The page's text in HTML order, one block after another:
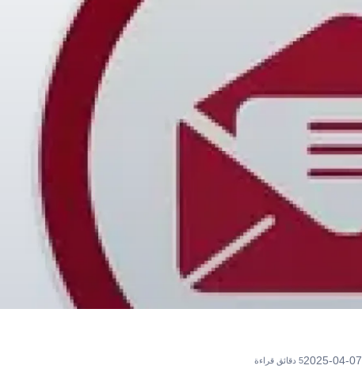
2025-04-075 دقائق قراءة